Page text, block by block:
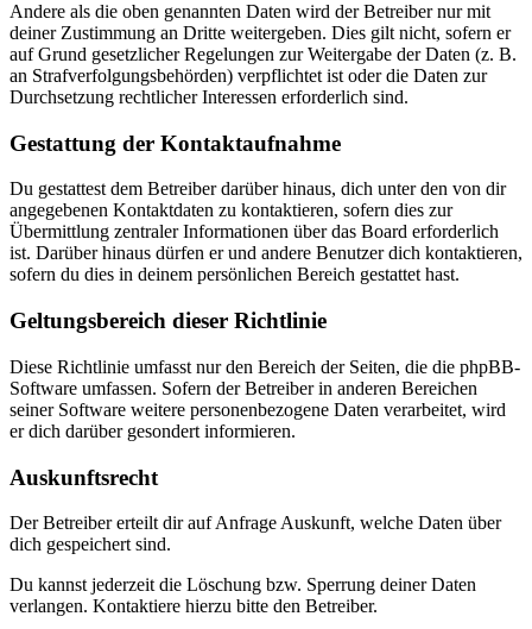
Andere als die oben genannten Daten wird der Betreiber nur mit
deiner Zustimmung an Dritte weitergeben. Dies gilt nicht, sofern er
auf Grund gesetzlicher Regelungen zur Weitergabe der Daten (z. B.
an Strafverfolgungsbehörden) verpflichtet ist oder die Daten zur
Durchsetzung rechtlicher Interessen erforderlich sind.
Gestattung der Kontaktaufnahme
Du gestattest dem Betreiber darüber hinaus, dich unter den von dir
angegebenen Kontaktdaten zu kontaktieren, sofern dies zur
Übermittlung zentraler Informationen über das Board erforderlich
ist. Darüber hinaus dürfen er und andere Benutzer dich kontaktieren,
sofern du dies in deinem persönlichen Bereich gestattet hast.
Geltungsbereich dieser Richtlinie
Diese Richtlinie umfasst nur den Bereich der Seiten, die die phpBB-
Software umfassen. Sofern der Betreiber in anderen Bereichen
seiner Software weitere personenbezogene Daten verarbeitet, wird
er dich darüber gesondert informieren.
Auskunftsrecht
Der Betreiber erteilt dir auf Anfrage Auskunft, welche Daten über
dich gespeichert sind.
Du kannst jederzeit die Löschung bzw. Sperrung deiner Daten
verlangen. Kontaktiere hierzu bitte den Betreiber.